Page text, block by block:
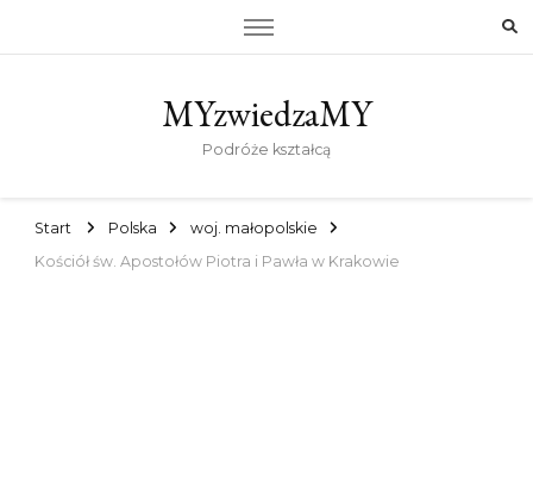
MYzwiedzaMY
Podróże kształcą
Start Polska
woj. małopolskie
Kościół św. Apostołów Piotra i Pawła w Krakowie